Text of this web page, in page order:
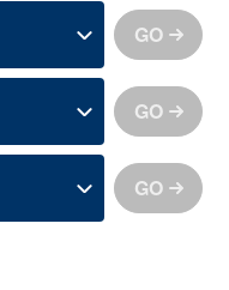
GO
GO
GO